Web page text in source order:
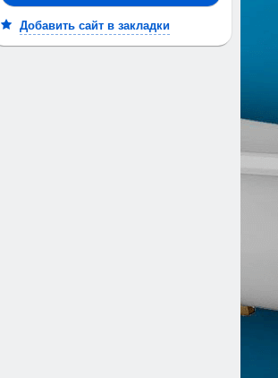
Добавить сайт в закладки